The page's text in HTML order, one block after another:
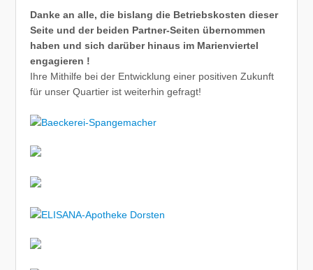
Danke an alle, die bislang die Betriebskosten dieser
Seite und der beiden Partner-Seiten übernommen
haben und sich darüber hinaus im Marienviertel
engagieren !
Ihre Mithilfe bei der Entwicklung einer positiven Zukunft
für unser Quartier ist weiterhin gefragt!